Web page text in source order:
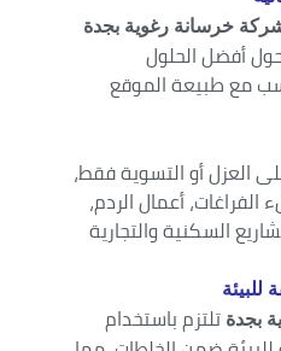
خرسانة رغوية بجدة
أفضل الحلول
مع طبيعة الموقع
العزل أو التسوية فقط،
أعمال الردم،
السكنية والتجارية
للبيئة
بجدة تلتزم باستخدام